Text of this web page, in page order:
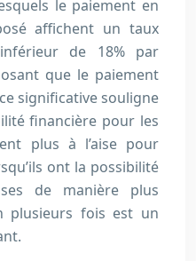
le paiement en
affichent un taux
de 18% par
que le paiement
significative souligne
financière pour les
plus à l’aise pour
ont la possibilité
de manière plus
plusieurs fois est un